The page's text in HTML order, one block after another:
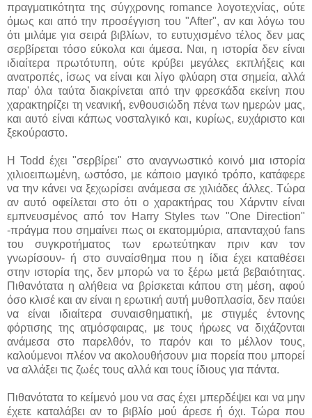
πραγματικότητα της σύγχρονης romance λογοτεχνίας, ούτε
όμως και από την προσέγγιση του "After", αν και λόγω του
ότι μιλάμε για σειρά βιβλίων, το ευτυχισμένο τέλος δεν μας
σερβίρεται τόσο εύκολα και άμεσα. Ναι, η ιστορία δεν είναι
ιδιαίτερα πρωτότυπη, ούτε κρύβει μεγάλες εκπλήξεις και
ανατροπές, ίσως να είναι και λίγο φλύαρη στα σημεία, αλλά
παρ' όλα ταύτα διακρίνεται από την φρεσκάδα εκείνη που
χαρακτηρίζει τη νεανική, ενθουσιώδη πένα των ημερών μας,
και αυτό είναι κάπως νοσταλγικό και, κυρίως, ευχάριστο και
ξεκούραστο.
Η Todd έχει "σερβίρει" στο αναγνωστικό κοινό μια ιστορία
χιλιοειπωμένη, ωστόσο, με κάποιο μαγικό τρόπο, κατάφερε
να την κάνει να ξεχωρίσει ανάμεσα σε χιλιάδες άλλες. Τώρα
αν αυτό οφείλεται στο ότι ο χαρακτήρας του Χάρντιν είναι
εμπνευσμένος από τον Harry Styles των "One Direction"
-πράγμα που σημαίνει πως οι εκατομμύρια, απανταχού fans
του συγκροτήματος των ερωτεύτηκαν πριν καν τον
γνωρίσουν- ή στο συναίσθημα που η ίδια έχει καταθέσει
στην ιστορία της, δεν μπορώ να το ξέρω μετά βεβαιότητας.
Πιθανότατα η αλήθεια να βρίσκεται κάπου στη μέση, αφού
όσο κλισέ και αν είναι η ερωτική αυτή μυθοπλασία, δεν παύει
να είναι ιδιαίτερα συναισθηματική, με στιγμές έντονης
φόρτισης της ατμόσφαιρας, με τους ήρωες να διχάζονται
ανάμεσα στο παρελθόν, το παρόν και το μέλλον τους,
καλούμενοι πλέον να ακολουθήσουν μια πορεία που μπορεί
να αλλάξει τις ζωές τους αλλά και τους ίδιους για πάντα.
Πιθανότατα το κείμενό μου να σας έχει μπερδέψει και να μην
έχετε καταλάβει αν το βιβλίο μού άρεσε ή όχι. Τώρα που